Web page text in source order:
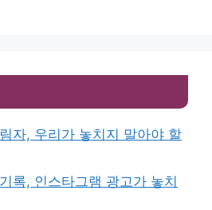
자, 우리가 놓치지 말아야 할
록, 인스타그램 광고가 놓치